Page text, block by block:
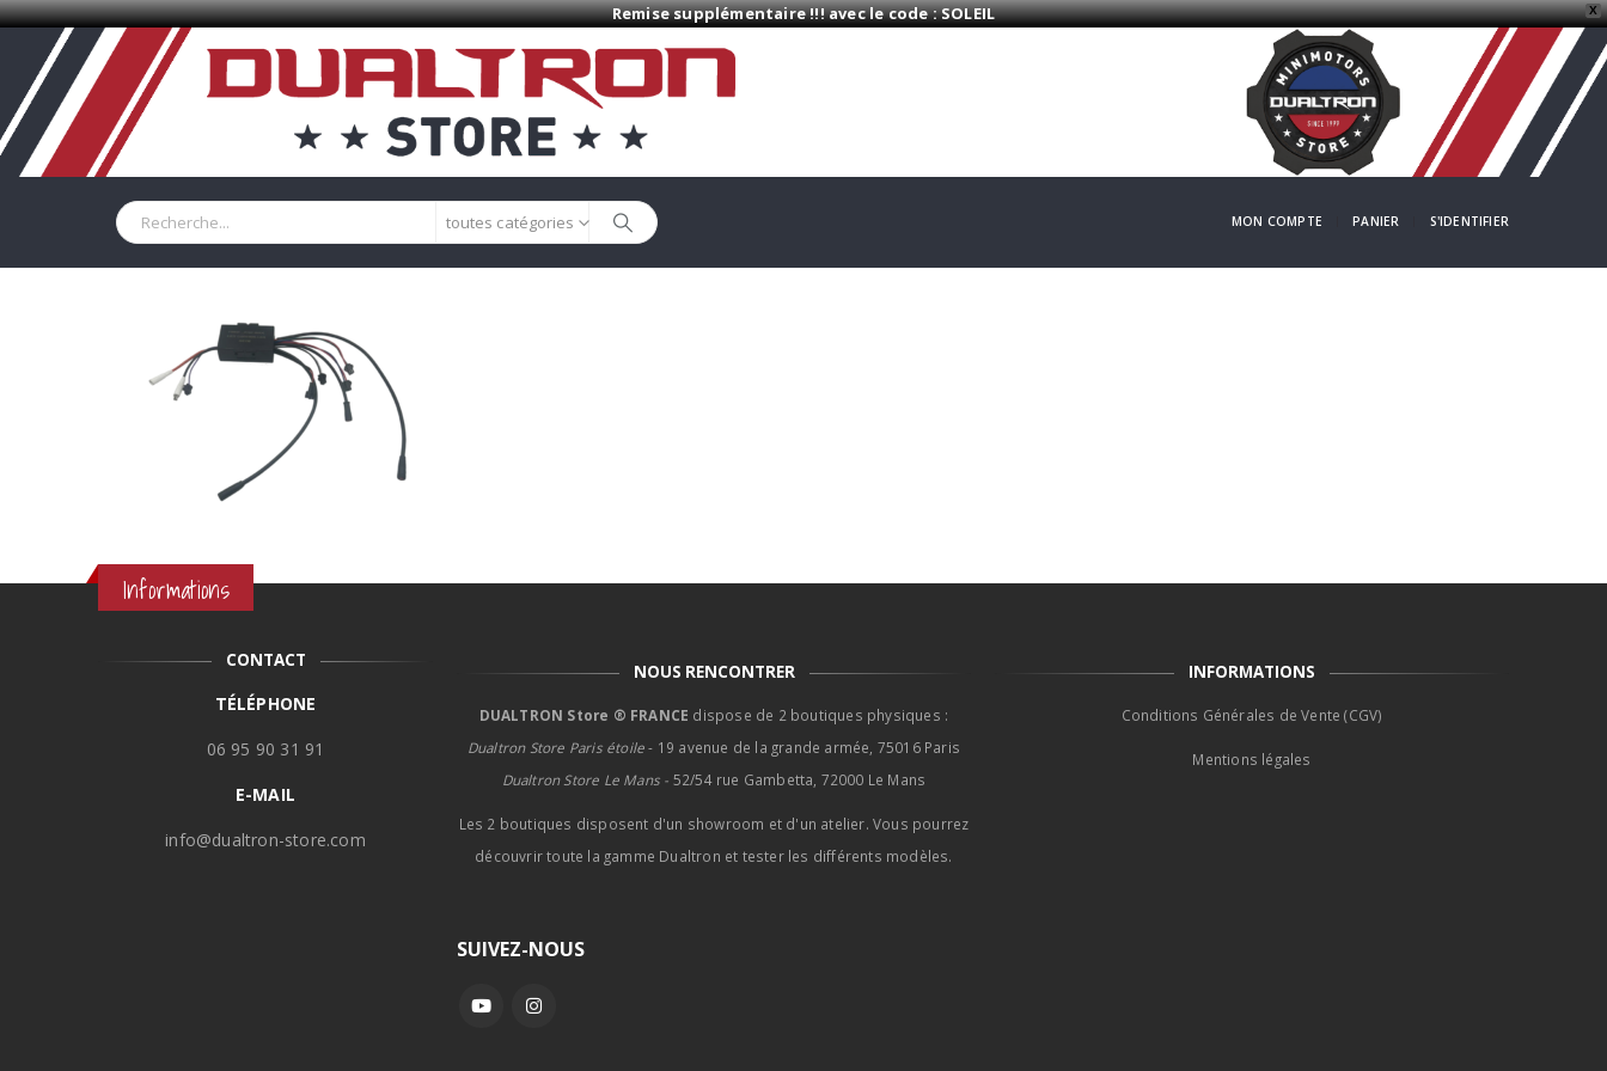
X
Remise supplémentaire !!! avec le code : SOLEIL
toutes catégories MON COMPTE PANIER S'IDENTIFIER
Informations
CONTACT
TÉLÉPHONE
06 95 90 31 91
E-MAIL
info@dualtron-store.com
NOUS RENCONTRER
DUALTRON Store ® FRANCE dispose de 2 boutiques physiques :
Dualtron Store Paris étoile- 19 avenue de la grande armée, 75016 Paris
Dualtron Store Le Mans - 52/54 rue Gambetta, 72000 Le Mans
Les 2 boutiques disposent d'un showroom et d'un atelier. Vous pourrez
découvrir toute la gamme Dualtron et tester les différents modèles.
INFORMATIONS
Conditions Générales de Vente (CGV)
Mentions légales
SUIVEZ-NOUS